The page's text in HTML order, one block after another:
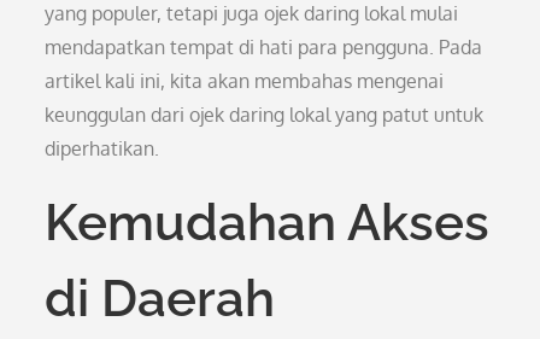
yang populer, tetapi juga ojek daring lokal mulai
mendapatkan tempat di hati para pengguna. Pada
artikel kali ini, kita akan membahas mengenai
keunggulan dari ojek daring lokal yang patut untuk
diperhatikan.
Kemudahan Akses
di Daerah